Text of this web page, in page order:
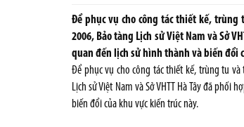
Để phục vụ cho công tác thiết kế,
2006, Bảo tàng Lịch sử Việt Nam và Sở
quan đến lịch sử hình thành và biến đổi
Để phục vụ cho công tác thiết kế, trùng tu
Lịch sử Việt Nam và Sở VHTT Hà Tây đã
biến đổi của khu vực kiến trúc này.